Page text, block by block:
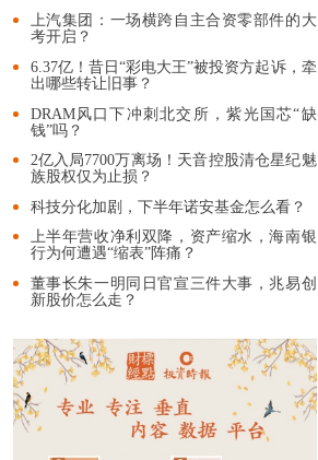
上汽集团：一场横跨自主合资零部件的大
考开启？
6.37亿！昔日“彩电大王”被投资方起诉，牵
出哪些转让旧事？
DRAM风口下冲刺北交所，紫光国芯“缺
钱”吗？
2亿入局7700万离场！天音控股清仓星纪魅
族股权仅为止损？
科技分化加剧，下半年诺安基金怎么看？
上半年营收净利双降，资产缩水，海南银
行为何遭遇“缩表”阵痛？
董事长朱一明同日官宣三件大事，兆易创
新股价怎么走？